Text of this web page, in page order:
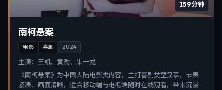
159分钟
南柯悬案
电影 喜剧 2024
主演： 王凯、黄渤、朱一龙
《南柯悬案》为中国大陆电影类内容，主打喜剧类型叙事，节奏
紧凑、画面清晰，适合移动端与电视端随时在线观看，带来沉浸